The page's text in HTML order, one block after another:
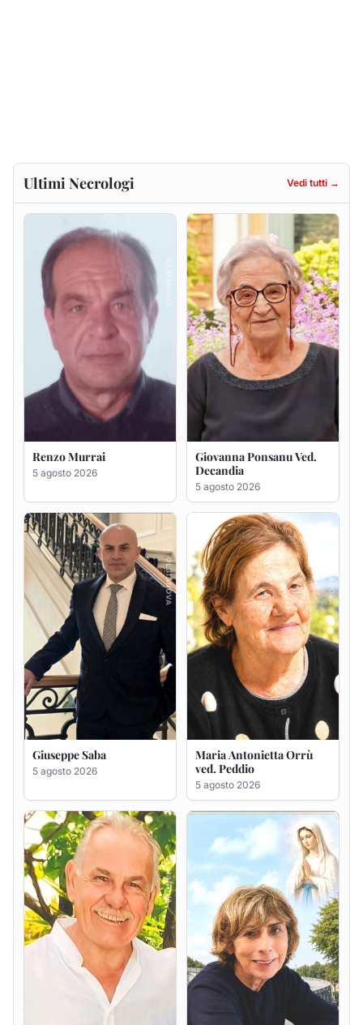
Renzo Murrai
5 agosto 2026
Giovanna Ponsanu Ved.
Decandia
5 agosto 2026
Giuseppe Saba
5 agosto 2026
Maria Antonietta Orrù
ved. Peddio
5 agosto 2026
Giuseppe Deiana
5 agosto 2026
Rosa Maria Usai ved.
D'Attellis
5 agosto 2026